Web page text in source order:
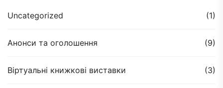
Uncategorized (1)
Анонси та оголошення (9)
Віртуальні книжкові виставки (3)